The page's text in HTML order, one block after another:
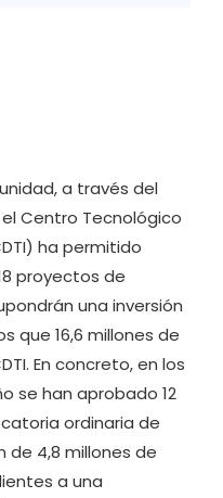
a través del
Centro Tecnológico
ha permitido
proyectos de
una inversión
que 16,6 millones de
En concreto, en los
se han aprobado 12
ordinaria de
de 4,8 millones de
a una